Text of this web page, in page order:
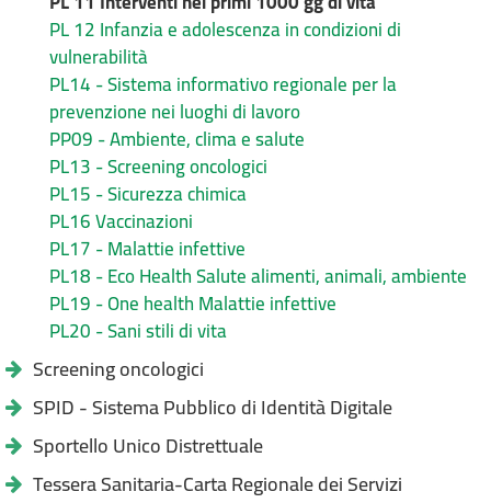
PL 12 Infanzia e adolescenza in condizioni di
vulnerabilità
PL14 - Sistema informativo regionale per la
prevenzione nei luoghi di lavoro
PP09 - Ambiente, clima e salute
PL13 - Screening oncologici
PL15 - Sicurezza chimica
PL16 Vaccinazioni
PL17 - Malattie infettive
PL18 - Eco Health Salute alimenti, animali, ambiente
PL19 - One health Malattie infettive
PL20 - Sani stili di vita
Screening oncologici
SPID - Sistema Pubblico di Identità Digitale
Sportello Unico Distrettuale
Tessera Sanitaria-Carta Regionale dei Servizi